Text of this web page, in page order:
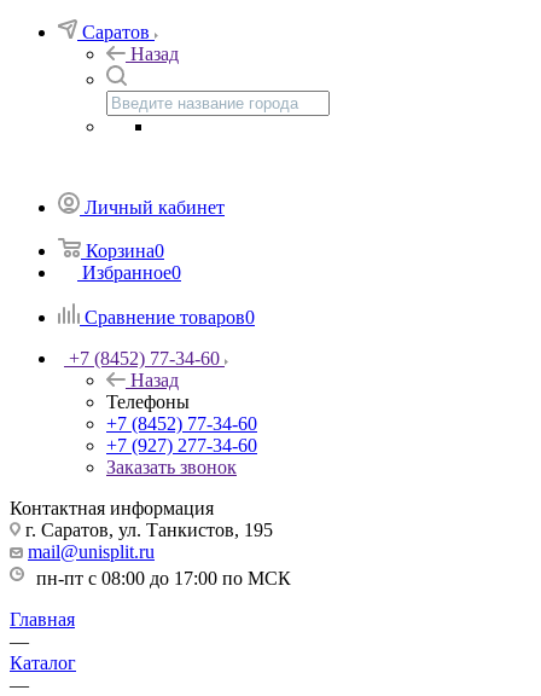
Саратов
Назад
Личный кабинет
Корзина0
Избранное0
Сравнение товаров0
+7 (8452) 77-34-60
Назад
Телефоны
+7 (8452) 77-34-60
+7 (927) 277-34-60
Заказать звонок
Контактная информация
г. Саратов, ул. Танкистов, 195
mail@unisplit.ru
пн-пт с 08:00 до 17:00 по МСК
Главная
—
Каталог
—